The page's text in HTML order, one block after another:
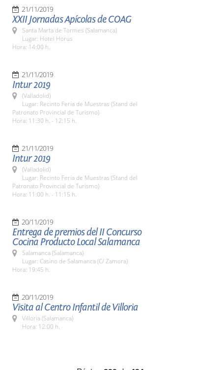
21/11/2019
XXII Jornadas Apícolas de COAG
Santa Marta de Tormes (Salamanca)
Lugar: Hotel Horus
Hora: 14:00 h.
21/11/2019
Intur 2019
(Valladolid)
Lugar: Recinto Feria de Muestras (Stand del
Patronato Provincial de Turismo)
Hora: 11:30 h. - 12:15 h.
21/11/2019
Intur 2019
(Valladolid)
Lugar: Recinto Feria de Muestras (Stand del
Patronato Provincial de Turismo)
Hora: 11:00 h. - 11:15 h.
20/11/2019
Entrega de premios del II Concurso
Cocina Producto Local Salamanca
Salamanca (Salamanca)
Lugar: Casino de Salamanca (C/ Zamora)
Hora: 19:45 h.
20/11/2019
Visita al Centro Infantil de Villoria
Villoria (Salamanca)
Hora: 12:00 h.